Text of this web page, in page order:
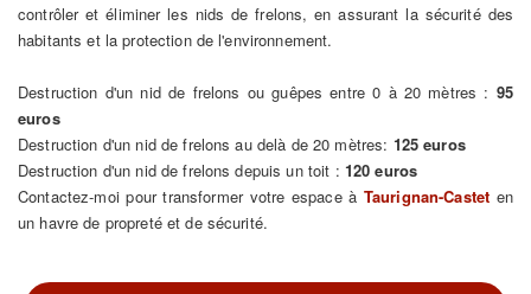
contrôler et éliminer les nids de frelons, en assurant la sécurité des
habitants et la protection de l'environnement.
Destruction d'un nid de frelons ou guêpes entre 0 à 20 mètres : 95
euros
Destruction d'un nid de frelons au delà de 20 mètres: 125 euros
Destruction d'un nid de frelons depuis un toit : 120 euros
Contactez-moi pour transformer votre espace à Taurignan-Castet en
un havre de propreté et de sécurité.